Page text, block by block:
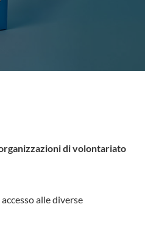
di volontariato
alle diverse